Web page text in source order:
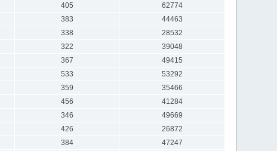
405
62774
383
44463
338
28532
322
39048
367
49415
533
53292
359
35466
456
41284
346
49669
426
26872
384
47247